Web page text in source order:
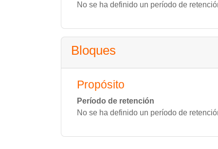
No se ha definido un período de
Bloques
Propósito
Período de retención
No se ha definido un período de